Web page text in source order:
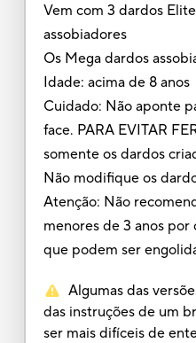
Vem com 3 dardos
assobiadores
Os Mega dardos
Idade: acima de 8 anos
Cuidado: Não aponte
face. PARA EVITAR
somente os dardos
Não modifique os
Atenção: Não
menores de 3 anos
que podem ser
Algumas das
das instruções de um
ser mais difíceis de